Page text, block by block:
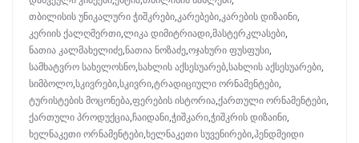
თბილისის უნიკალური ჭიშკრები,კარებები,კარების დიზაინი,
კერიის ქალღმერთი,ლიკა დიმიტრიადი,მასტერკლასები,
ნათია კალმახელიძე,ნათია ნოზაძე,ოჯახური ფუსფუსი,
სამხატვრო სახელოსნო,სახლის აქსესუარებ,სახლის აქსესუარები,
სიმბოლო,სკივრები,სკივრი,ტრადიციული ორნამენტები,
ტურისტების მოცონება,ფერების ისტორია,ქართული ორნამენტები,
ქართული პროდუქცია,ჩაიდანი,ჭიშკარი,ჭიშკრის დიზაინი,
ხელნაკეთი ორნამენტები,ხელნაკეთი სუვენირები,ჰენდმეიდი